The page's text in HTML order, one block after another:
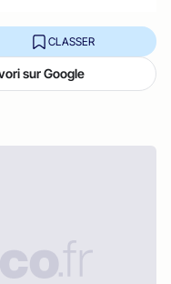
CLASSER
sur Google